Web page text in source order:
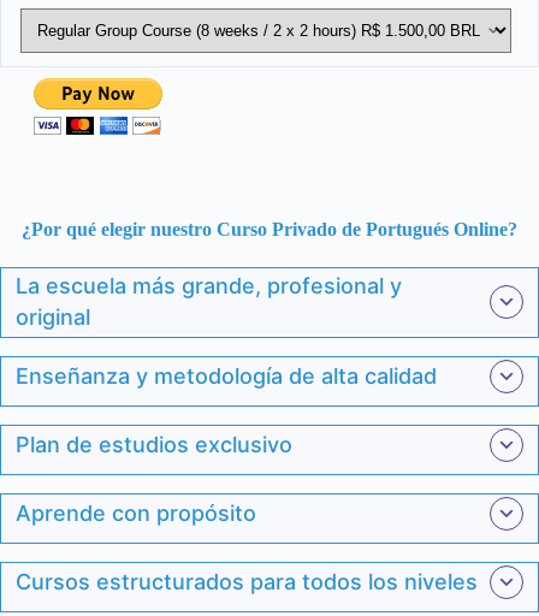
¿Por qué elegir nuestro Curso Privado de Portugués Online?
La escuela más grande, profesional y
original
Enseñanza y metodología de alta calidad
Plan de estudios exclusivo
Aprende con propósito
Cursos estructurados para todos los niveles